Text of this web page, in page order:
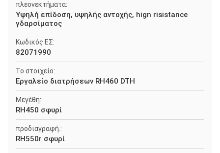
πλεονεκτήματα:
Υψηλή επίδοση, υψηλής αντοχής, hign risistance
γδαρσίματος
Κωδικός ΕΣ:
82071990
Το στοιχείο:
Εργαλείο διατρήσεων RH460 DTH
Μεγέθη:
RH450 σφυρί
προδιαγραφή.:
RH550r σφυρί